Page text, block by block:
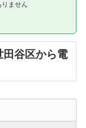
ません
谷区から電